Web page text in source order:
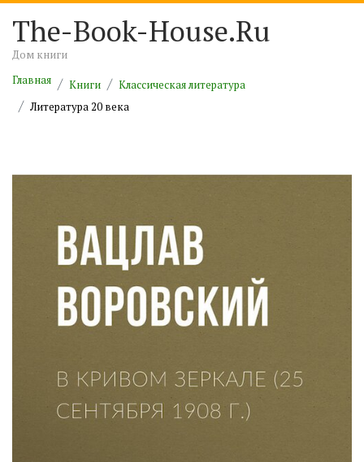
The-Book-House.Ru
Дом книги
Главная
Книги
Классическая литература
Литература 20 века